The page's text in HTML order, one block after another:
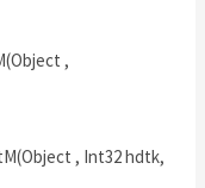
,
, Int32 hdtk,